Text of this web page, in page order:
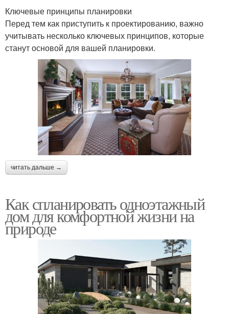
Ключевые принципы планировки
Перед тем как приступить к проектированию, важно
учитывать несколько ключевых принципов, которые
станут основой для вашей планировки.
читать дальше →
Как спланировать одноэтажный
дом для комфортной жизни на
природе